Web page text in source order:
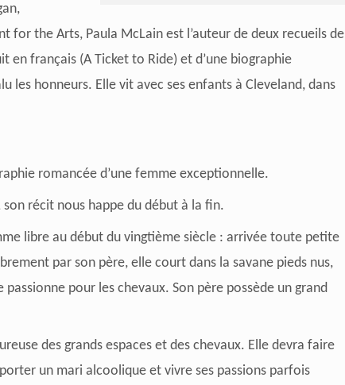
for the Arts, Paula McLain est l’auteur de deux recueils de
en français (A Ticket to Ride) et d’une biographie
les honneurs. Elle vit avec ses enfants à Cleveland, dans
romancée d’une femme exceptionnelle.
récit nous happe du début à la fin.
libre au début du vingtième siècle : arrivée toute petite
par son père, elle court dans la savane pieds nus,
pour les chevaux. Son père possède un grand
des grands espaces et des chevaux. Elle devra faire
un mari alcoolique et vivre ses passions parfois